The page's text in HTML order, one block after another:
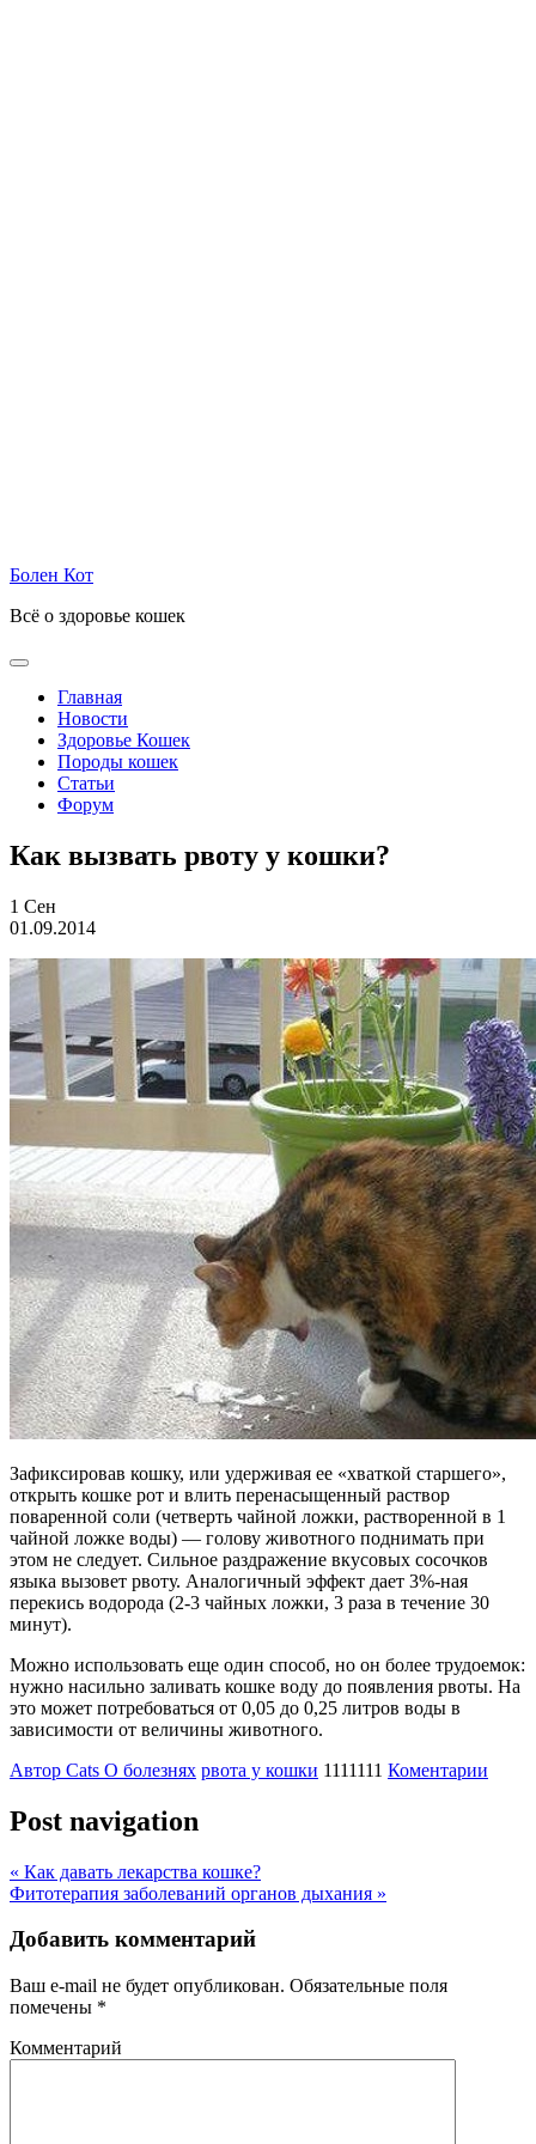
Болен Кот
Всё о здоровье кошек
Главная
Новости
Здоровье Кошек
Породы кошек
Статьи
Форум
Как вызвать рвоту у кошки?
1 Сен
01.09.2014
Зафиксировав кошку, или удерживая ее «хваткой старшего»,
открыть кошке рот и влить перенасыщенный раствор
поваренной соли (четверть чайной ложки, растворенной в 1
чайной ложке воды) — голову животного поднимать при
этом не следует. Сильное раздражение вкусовых сосочков
языка вызовет рвоту. Аналогичный эффект дает 3%-ная
перекись водорода (2-3 чайных ложки, 3 раза в течение 30
минут).
Можно использовать еще один способ, но он более трудоемок:
нужно насильно заливать кошке воду до появления рвоты. На
это может потребоваться от 0,05 до 0,25 литров воды в
зависимости от величины животного.
Автор Cats О болезнях рвота у кошки 1111111 Коментарии
Post navigation
« Как давать лекарства кошке?
Фитотерапия заболеваний органов дыхания »
Добавить комментарий
Ваш e-mail не будет опубликован. Обязательные поля
помечены *
Комментарий